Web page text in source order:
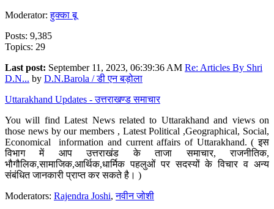
Moderator:हुक्का बू
Posts: 9,385
Topics: 29
Last post: September 11, 2023, 06:39:36 AM Re: Articles By Shri
D.N... by D.N.Barola / डी एन बड़ोला
Uttarakhand Updates - उत्तराखण्ड समाचार
You will find Latest News related to Uttarakhand and views on
those news by our members , Latest Political ,Geographical, Social,
Economical information and current affairs of Uttarakhand. ( इस
विभाग में आप उत्तराखंड के ताजा समाचार, राजनीतिक,
भौगौलिक,सामाजिक,आर्थिक,धार्मिक पहलुओं पर सदस्यों के विचार व अन्य
संबंधित जानकारी प्राप्त कर सकते है। )
Moderators: Rajendra Joshi,नवीन जोशी